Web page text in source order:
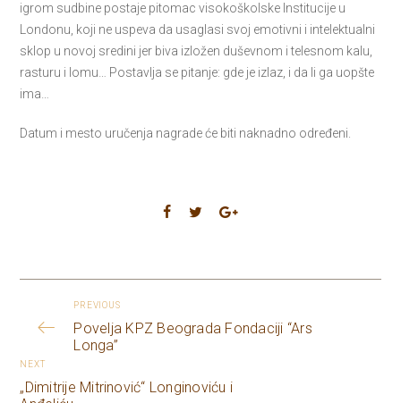
igrom sudbine postaje pitomac visokoškolske Institucije u
Londonu, koji ne uspeva da usaglasi svoj emotivni i intelektualni
sklop u novoj sredini jer biva izložen duševnom i telesnom kalu,
rasturu i lomu… Postavlja se pitanje: gde je izlaz, i da li ga uopšte
ima…
Datum i mesto uručenja nagrade će biti naknadno određeni.
PREVIOUS
Povelja KPZ Beograda Fondaciji “Ars
Longa”
NEXT
„Dimitrije Mitrinović“ Longinoviću i